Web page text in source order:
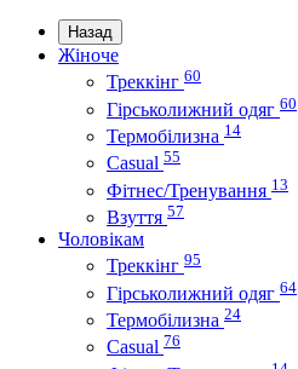
Назад
Жіноче
Треккінг 60
Гірськолижний одяг 60
Термобілизна 14
Casual 55
Фітнес/Тренування 13
Взуття 57
Чоловікам
Треккінг 95
Гірськолижний одяг 64
Термобілизна 24
Casual 76